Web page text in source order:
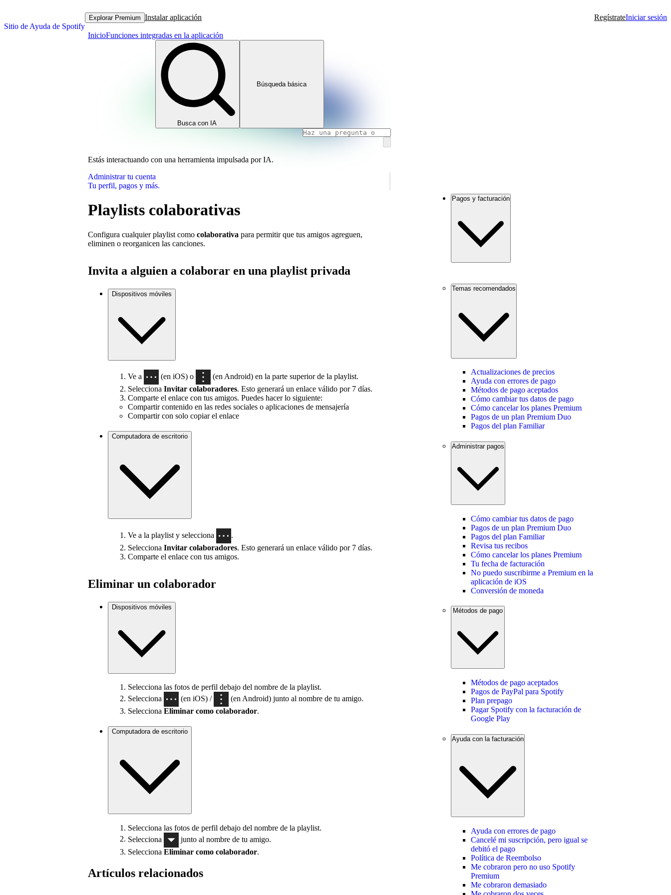
Sitio de Ayuda de Spotify
Explorar Premium Instalar aplicación RegístrateIniciar sesión
InicioFunciones integradas en la aplicación
Busca con IA
Búsqueda básica
Estás interactuando con una herramienta impulsada por IA.
Administrar tu cuenta
Tu perfil, pagos y más.
Playlists colaborativas
Configura cualquier playlist como colaborativa para permitir que tus amigos agreguen,
eliminen o reorganicen las canciones.
Invita a alguien a colaborar en una playlist privada
Dispositivos móviles
Ve a (en iOS) o
(en Android) en la parte superior de la playlist.
Selecciona Invitar colaboradores. Esto generará un enlace válido por 7 días.
Comparte el enlace con tus amigos. Puedes hacer lo siguiente:
Compartir contenido en las redes sociales o aplicaciones de mensajería
Compartir con solo copiar el enlace
Computadora de escritorio
Ve a la playlist y selecciona
.
Selecciona Invitar colaboradores. Esto generará un enlace válido por 7 días.
Comparte el enlace con tus amigos.
Eliminar un colaborador
Dispositivos móviles
Selecciona las fotos de perfil debajo del nombre de la playlist.
Selecciona
(en iOS) /
(en Android) junto al nombre de tu amigo.
Selecciona Eliminar como colaborador.
Computadora de escritorio
Selecciona las fotos de perfil debajo del nombre de la playlist.
Selecciona
junto al nombre de tu amigo.
Selecciona Eliminar como colaborador.
Artículos relacionados
Pagos y facturación
Temas recomendados
Actualizaciones de precios
Ayuda con errores de pago
Métodos de pago aceptados
Cómo cambiar tus datos de pago
Cómo cancelar los planes Premium
Pagos de un plan Premium Duo
Pagos del plan Familiar
Administrar pagos
Cómo cambiar tus datos de pago
Pagos de un plan Premium Duo
Pagos del plan Familiar
Revisa tus recibos
Cómo cancelar los planes Premium
Tu fecha de facturación
No puedo suscribirme a Premium en la
aplicación de iOS
Conversión de moneda
Métodos de pago aceptados
Pagos de PayPal para Spotify
Plan prepago
Pagar Spotify con la facturación de
Google Play
Ayuda con la facturación
Ayuda con errores de pago
Cancelé mi suscripción, pero igual se
debitó el pago
Política de Reembolso
Me cobraron pero no uso Spotify
Premium
Me cobraron demasiado